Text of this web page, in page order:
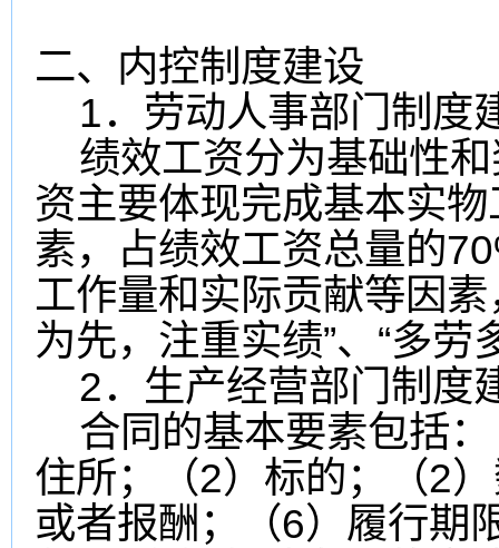
二、内控制度建设
1．劳动人事部门制度
绩效工资分为基础性和
资主要体现完成基本实
素，占绩效工资总量的
工作量和实际贡献等因
为先，注重实绩”、“多
2．生产经营部门制度
合同的基本要素包括：
住所；（2）标的；（2
或者报酬；（6）履行期